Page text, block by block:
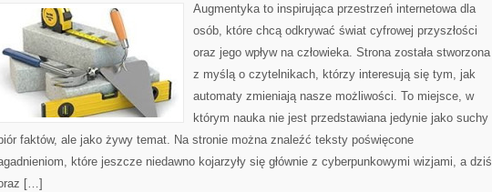
Augmentyka to inspirująca przestrzeń internetowa dla
osób, które chcą odkrywać świat cyfrowej przyszłości
oraz jego wpływ na człowieka. Strona została stworzona
z myślą o czytelnikach, którzy interesują się tym, jak
automaty zmieniają nasze możliwości. To miejsce, w
którym nauka nie jest przedstawiana jedynie jako suchy
faktów, ale jako żywy temat. Na stronie można znaleźć teksty poświęcone
które jeszcze niedawno kojarzyły się głównie z cyberpunkowymi wizjami, a dziś
[…]